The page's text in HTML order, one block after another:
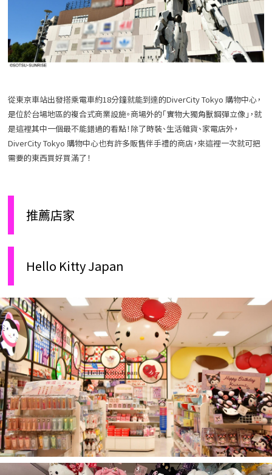
從東京車站出發搭乘電車約18分鐘就能到達的DiverCity Tokyo 購物中心，
是位於台場地區的複合式商業設施。商場外的「實物大獨角獸鋼彈立像」，就
是這裡其中一個最不能錯過的看點！除了時裝、生活雜貨、家電店外，
DiverCity Tokyo 購物中心也有許多販售伴手禮的商店，來這裡一次就可把
需要的東西買好買滿了！
推薦店家
Hello Kitty Japan